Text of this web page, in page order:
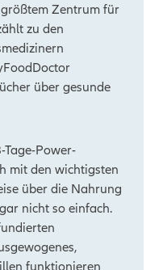
Zentrum für
zu den
über gesunde
Tage-Power-
mit den wichtigsten
über die Nahrung
nicht so einfach.
funktionieren